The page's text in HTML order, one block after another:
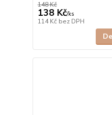
148 Kč
138 Kč/ks
114 Kč bez DPH